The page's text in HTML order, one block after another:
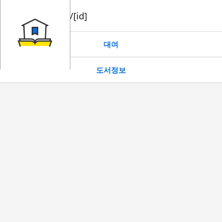
book/rent/[id]
대여
도서정보